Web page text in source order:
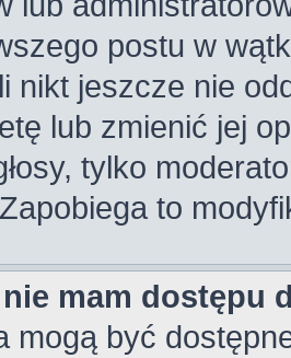
postu w
nikt jeszcze nie
lub zmienić jej
tylko
to
mam dostępu
mogą być